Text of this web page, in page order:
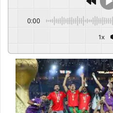
0:00
1x